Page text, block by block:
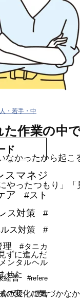
作業の中
なかったから起こ
やったつもり」
ずに進んだ
せた
の変化に気づかな
・若手・中
ド
スマネジ
ア
#スト
ス対策
#
ス対策
#
理
#タニカ
ンタルヘル
経営
#refere
/尺度
#運動